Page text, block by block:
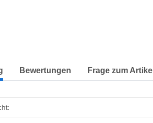
anzeigen
Bewertungen Frage zum Artikel